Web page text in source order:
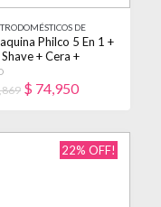
DE
Philco 5 En 1 +
+ Cera +
Negro
$ 74,950
22% OFF!